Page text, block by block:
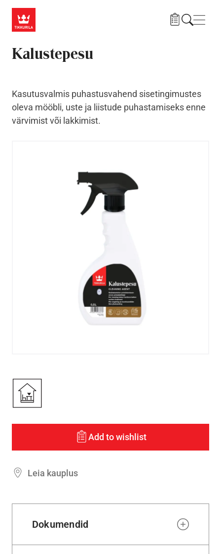
Kalustepesu
Kasutusvalmis puhastusvahend sisetingimustes
oleva mööbli, uste ja liistude puhastamiseks enne
värvimist või lakkimist.
Add to wishlist
Leia kauplus
Dokumendid